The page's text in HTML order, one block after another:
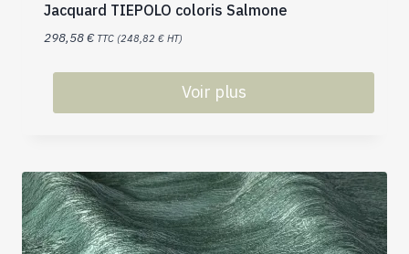
Jacquard TIEPOLO coloris Salmone
298,58€ TTC (248,82 € HT)
Voir plus